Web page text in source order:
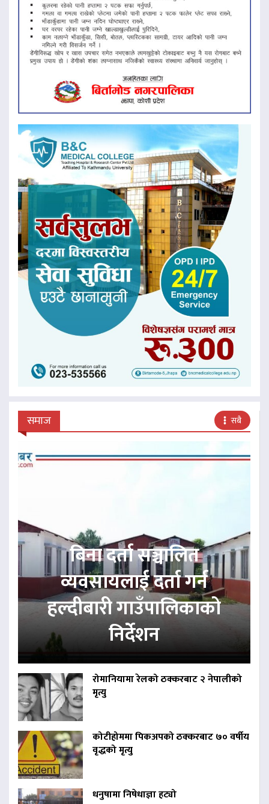
समाज सबै
बिना दर्ता सञ्चालित
व्यवसायलाई दर्ता गर्न
हल्दीबारी गाउँपालिकाको
निर्देशन
रोमानियामा रेलको ठक्करबाट २ नेपालीको
मृत्यु
कोटीहोममा पिकअपको ठक्करबाट ७० वर्षीय
वृद्धको मृत्यु
धनुषामा निषेधाज्ञा हट्यो